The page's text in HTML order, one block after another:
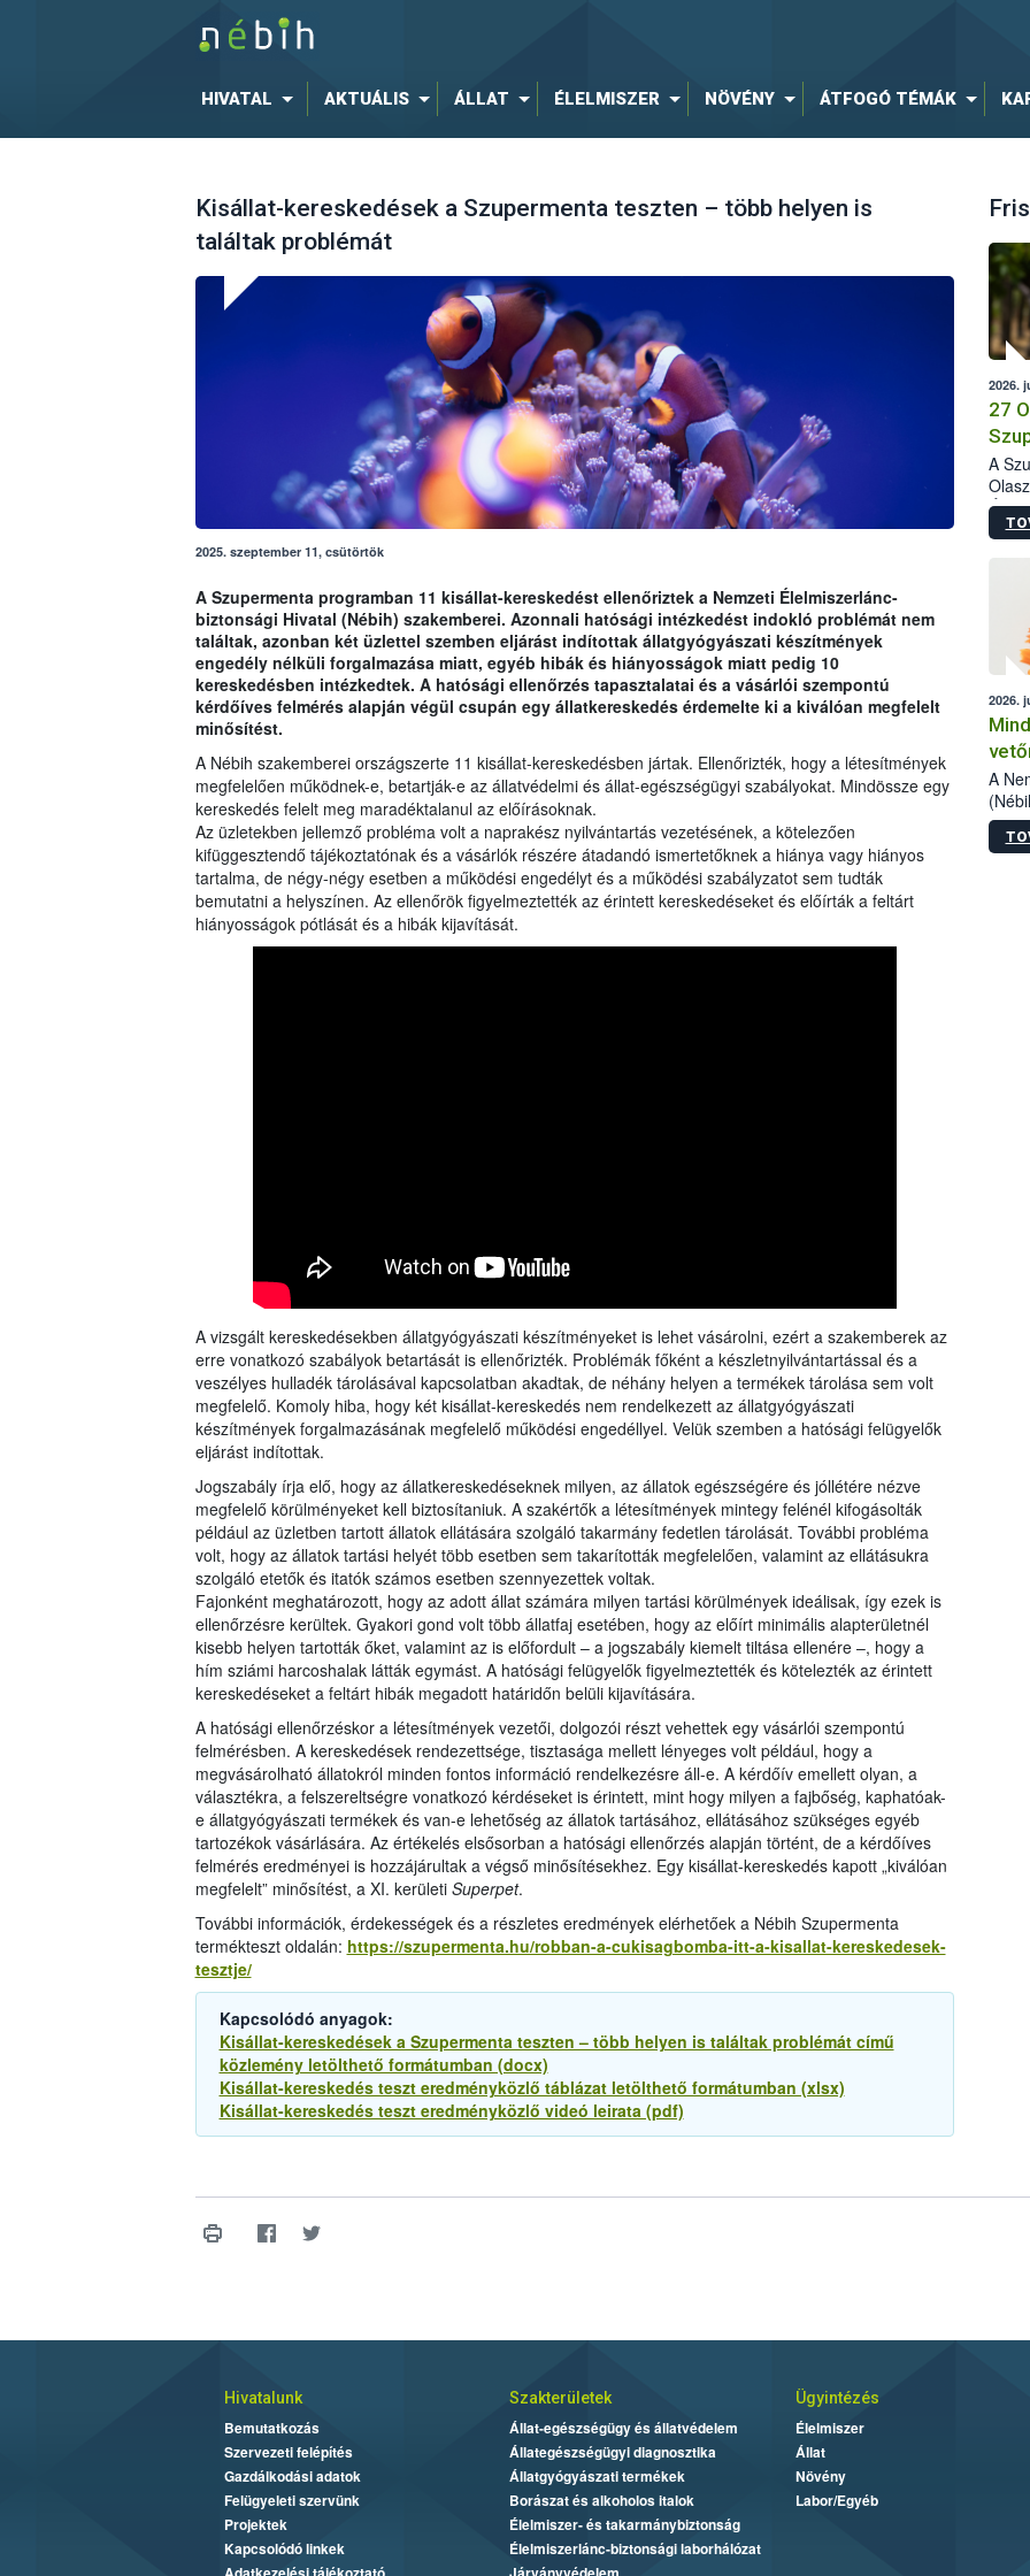
HIVATAL AKTUÁLIS ÁLLAT ÉLELMISZER NÖVÉNY ÁTFOGÓ TÉMÁK
Kisállat-kereskedések a Szupermenta teszten – több helyen is
találtak problémát
2025. szeptember 11, csütörtök
A Szupermenta programban 11 kisállat-kereskedést ellenőriztek a Nemzeti Élelmiszerlánc-
biztonsági Hivatal (Nébih) szakemberei. Azonnali hatósági intézkedést indokló problémát nem
találtak, azonban két üzlettel szemben eljárást indítottak állatgyógyászati készítmények
engedély nélküli forgalmazása miatt, egyéb hibák és hiányosságok miatt pedig 10
kereskedésben intézkedtek. A hatósági ellenőrzés tapasztalatai és a vásárlói szempontú
kérdőíves felmérés alapján végül csupán egy állatkereskedés érdemelte ki a kiválóan megfelelt
minősítést.
A Nébih szakemberei országszerte 11 kisállat-kereskedésben jártak. Ellenőrizték, hogy a létesítmények
megfelelően működnek-e, betartják-e az állatvédelmi és állat-egészségügyi szabályokat. Mindössze egy
kereskedés felelt meg maradéktalanul az előírásoknak.
Az üzletekben jellemző probléma volt a naprakész nyilvántartás vezetésének, a kötelezően
kifüggesztendő tájékoztatónak és a vásárlók részére átadandó ismertetőknek a hiánya vagy hiányos
tartalma, de négy-négy esetben a működési engedélyt és a működési szabályzatot sem tudták
bemutatni a helyszínen. Az ellenőrök figyelmeztették az érintett kereskedéseket és előírták a feltárt
hiányosságok pótlását és a hibák kijavítását.
A vizsgált kereskedésekben állatgyógyászati készítményeket is lehet vásárolni, ezért a szakemberek az
erre vonatkozó szabályok betartását is ellenőrizték. Problémák főként a készletnyilvántartással és a
veszélyes hulladék tárolásával kapcsolatban akadtak, de néhány helyen a termékek tárolása sem volt
megfelelő. Komoly hiba, hogy két kisállat-kereskedés nem rendelkezett az állatgyógyászati
készítmények forgalmazásának megfelelő működési engedéllyel. Velük szemben a hatósági felügyelők
eljárást indítottak.
Jogszabály írja elő, hogy az állatkereskedéseknek milyen, az állatok egészségére és jóllétére nézve
megfelelő körülményeket kell biztosítaniuk. A szakértők a létesítmények mintegy felénél kifogásolták
például az üzletben tartott állatok ellátására szolgáló takarmány fedetlen tárolását. További probléma
volt, hogy az állatok tartási helyét több esetben sem takarították megfelelően, valamint az ellátásukra
szolgáló etetők és itatók számos esetben szennyezettek voltak.
Fajonként meghatározott, hogy az adott állat számára milyen tartási körülmények ideálisak, így ezek is
ellenőrzésre kerültek. Gyakori gond volt több állatfaj esetében, hogy az előírt minimális alapterületnél
kisebb helyen tartották őket, valamint az is előfordult – a jogszabály kiemelt tiltása ellenére –, hogy a
hím sziámi harcoshalak látták egymást. A hatósági felügyelők figyelmeztették és kötelezték az érintett
kereskedéseket a feltárt hibák megadott határidőn belüli kijavítására.
A hatósági ellenőrzéskor a létesítmények vezetői, dolgozói részt vehettek egy vásárlói szempontú
felmérésben. A kereskedések rendezettsége, tisztasága mellett lényeges volt például, hogy a
megvásárolható állatokról minden fontos információ rendelkezésre áll-e. A kérdőív emellett olyan, a
választékra, a felszereltségre vonatkozó kérdéseket is érintett, mint hogy milyen a fajbőség, kaphatóak-
e állatgyógyászati termékek és van-e lehetőség az állatok tartásához, ellátásához szükséges egyéb
tartozékok vásárlására. Az értékelés elsősorban a hatósági ellenőrzés alapján történt, de a kérdőíves
felmérés eredményei is hozzájárultak a végső minősítésekhez. Egy kisállat-kereskedés kapott „kiválóan
megfelelt” minősítést, a XI. kerületi Superpet.
További információk, érdekességek és a részletes eredmények elérhetőek a Nébih Szupermenta
termékteszt oldalán: https://szupermenta.hu/robban-a-cukisagbomba-itt-a-kisallat-kereskedesek-
tesztje/
Kapcsolódó anyagok:
Kisállat-kereskedések a Szupermenta teszten – több helyen is találtak problémát című
közlemény letölthető formátumban (docx)
Kisállat-kereskedés teszt eredményközlő táblázat letölthető formátumban (xlsx)
Kisállat-kereskedés teszt eredményközlő videó leirata (pdf)
2026.
27
A
2026.
A
Hivatalunk
Bemutatkozás
Szervezeti felépítés
Gazdálkodási adatok
Felügyeleti szervünk
Projektek
Kapcsolódó linkek
Szakterületek
Állat-egészségügy és állatvédelem
Állategészségügyi diagnosztika
Állatgyógyászati termékek
Borászat és alkoholos italok
Élelmiszer- és takarmánybiztonság
Élelmiszerlánc-biztonsági laborhálózat
Ügyintézés
Élelmiszer
Állat
Növény
Labor/Egyéb